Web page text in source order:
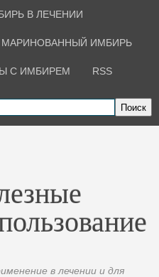
В ЛЕЧЕНИИ
МАРИНОВАННЫЙ ИМБИРЬ
С ИМБИРЕМ RSS
Поиск
в лечении и для